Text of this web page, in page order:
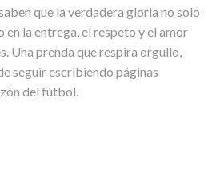
que la verdadera gloria no solo
en la entrega, el respeto y el amor
Una prenda que respira orgullo,
seguir escribiendo páginas
del fútbol.